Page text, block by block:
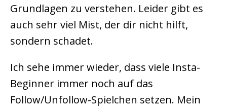
Grundlagen zu verstehen. Leider gibt es
auch sehr viel Mist, der dir nicht hilft,
sondern schadet.
Ich sehe immer wieder, dass viele Insta-
Beginner immer noch auf das
Follow/Unfollow-Spielchen setzen. Mein